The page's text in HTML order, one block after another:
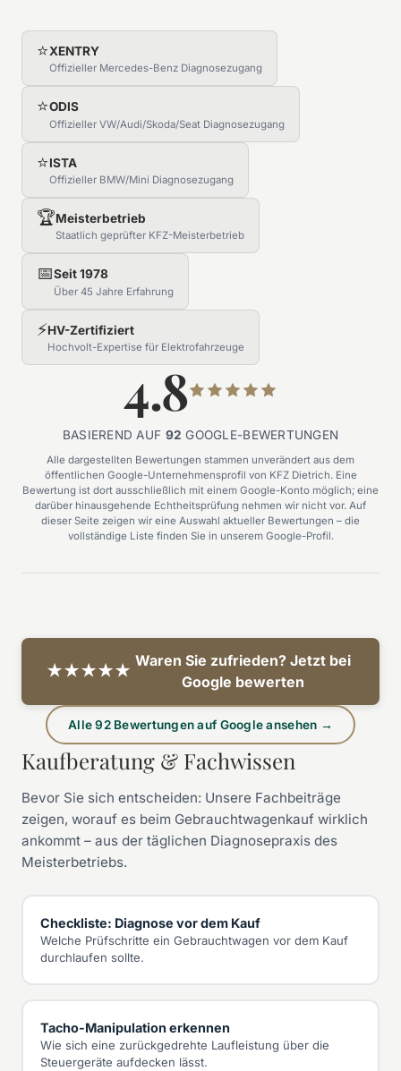
⭐XENTRY
Offizieller Mercedes-Benz Diagnosezugang
⭐ODIS
Offizieller VW/Audi/Skoda/Seat Diagnosezugang
⭐ISTA
Offizieller BMW/Mini Diagnosezugang
🏆Meisterbetrieb
Staatlich geprüfter KFZ-Meisterbetrieb
📅Seit 1978
Über 45 Jahre Erfahrung
⚡HV-Zertifiziert
Hochvolt-Expertise für Elektrofahrzeuge
4.8
BASIEREND AUF 92 GOOGLE-BEWERTUNGEN
Alle dargestellten Bewertungen stammen unverändert aus dem
öffentlichen Google-Unternehmensprofil von KFZ Dietrich. Eine
Bewertung ist dort ausschließlich mit einem Google-Konto möglich; eine
darüber hinausgehende Echtheitsprüfung nehmen wir nicht vor. Auf
dieser Seite zeigen wir eine Auswahl aktueller Bewertungen – die
vollständige Liste finden Sie in unserem Google-Profil.
★★★★★
Waren Sie zufrieden? Jetzt bei
Google bewerten
Alle 92 Bewertungen auf Google ansehen →
Kaufberatung & Fachwissen
Bevor Sie sich entscheiden: Unsere Fachbeiträge
zeigen, worauf es beim Gebrauchtwagenkauf wirklich
ankommt – aus der täglichen Diagnosepraxis des
Meisterbetriebs.
Checkliste: Diagnose vor dem Kauf
Welche Prüfschritte ein Gebrauchtwagen vor dem Kauf
durchlaufen sollte.
Tacho-Manipulation erkennen
Wie sich eine zurückgedrehte Laufleistung über die
Steuergeräte aufdecken lässt.